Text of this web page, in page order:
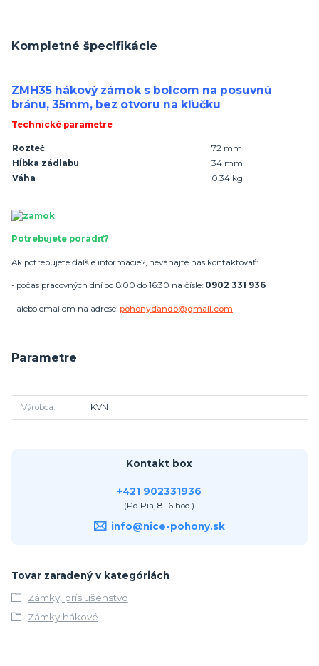
Kompletné špecifikácie
ZMH35 hákový zámok s bolcom na posuvnú
bránu, 35mm, bez otvoru na kľučku
Technické parametre
Rozteč
72 mm
Hĺbka zádlabu
34 mm
Váha
0.34 kg
Potrebujete poradiť?
Ak potrebujete ďalšie informácie?, neváhajte nás kontaktovať:
- počas pracovných dní od 8:00 do 16:30 na čísle: 0902 331 936
- alebo emailom na adrese: pohonydando@gmail.com
Parametre
Výrobca KVN
Kontakt box
+421 902331936
(Po-Pia, 8-16 hod.)
info@nice-pohony.sk
Tovar zaradený v kategóriách
Zámky, príslušenstvo
Zámky hákové